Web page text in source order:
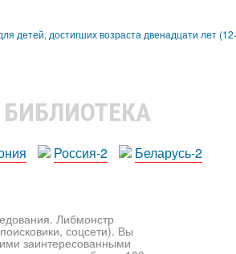
Россия-2
Беларусь-2
Либмонстр
соцсети). Вы
заинтересованными